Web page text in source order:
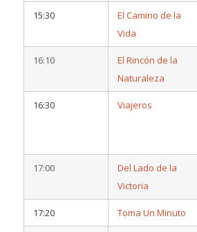
15:30
El Camino de la
Vida
16:10
El Rincón de la
Naturaleza
16:30 Viajeros
17:00
Del Lado de la
Victoria
17:20 Toma Un Minuto